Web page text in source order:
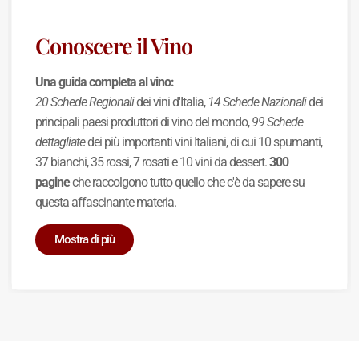
Conoscere il Vino
Una guida completa al vino:
20 Schede Regionalidei vini d'Italia, 14 Schede Nazionalidei
principali paesi produttori di vino del mondo,99 Schede
dettagliatedei più importanti vini Italiani, di cui 10 spumanti,
37 bianchi, 35 rossi, 7 rosati e 10 vini da dessert.300
pagineche raccolgono tutto quello che c'è da sapere su
questa affascinante materia.
Mostra di più